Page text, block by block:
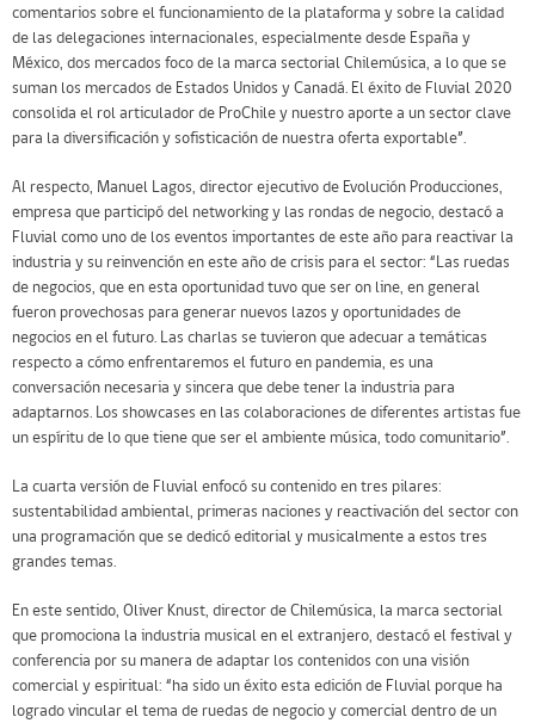
comentarios sobre el funcionamiento de la plataforma y sobre la calidad
de las delegaciones internacionales, especialmente desde España y
México, dos mercados foco de la marca sectorial Chilemúsica, a lo que se
suman los mercados de Estados Unidos y Canadá. El éxito de Fluvial 2020
consolida el rol articulador de ProChile y nuestro aporte a un sector clave
para la diversificación y sofisticación de nuestra oferta exportable”.
Al respecto, Manuel Lagos, director ejecutivo de Evolución Producciones,
empresa que participó del networking y las rondas de negocio, destacó a
Fluvial como uno de los eventos importantes de este año para reactivar la
industria y su reinvención en este año de crisis para el sector: “Las ruedas
de negocios, que en esta oportunidad tuvo que ser on line, en general
fueron provechosas para generar nuevos lazos y oportunidades de
negocios en el futuro. Las charlas se tuvieron que adecuar a temáticas
respecto a cómo enfrentaremos el futuro en pandemia, es una
conversación necesaria y sincera que debe tener la industria para
adaptarnos. Los showcases en las colaboraciones de diferentes artistas fue
un espíritu de lo que tiene que ser el ambiente música, todo comunitario”.
La cuarta versión de Fluvial enfocó su contenido en tres pilares:
sustentabilidad ambiental, primeras naciones y reactivación del sector con
una programación que se dedicó editorial y musicalmente a estos tres
grandes temas.
En este sentido, Oliver Knust, director de Chilemúsica, la marca sectorial
que promociona la industria musical en el extranjero, destacó el festival y
conferencia por su manera de adaptar los contenidos con una visión
comercial y espiritual: “ha sido un éxito esta edición de Fluvial porque ha
logrado vincular el tema de ruedas de negocio y comercial dentro de un